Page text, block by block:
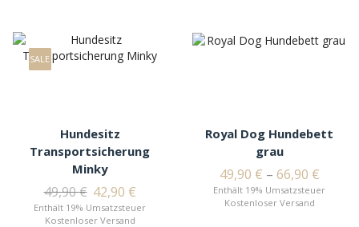
SALE
Hundesitz
Transportsicherung
Minky
49,90€ 42,90 €
Enthält 19% Umsatzsteuer
Kostenloser Versand
Royal Dog Hundebett
grau
49,90 € – 66,90 €
Enthält 19% Umsatzsteuer
Kostenloser Versand